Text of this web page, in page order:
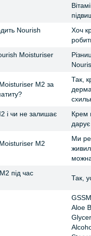
Nourish
Хоч
Moisturiser
M2 за
Так,
і чи не залишає
Крем
M2
Ми
під час
Так,
Aloe